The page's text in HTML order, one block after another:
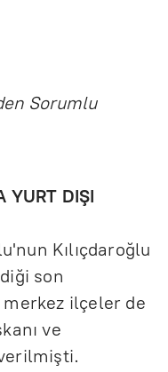
Sorumlu
YURT DIŞI
Kılıçdaroğlu
son
merkez ilçeler de
ve